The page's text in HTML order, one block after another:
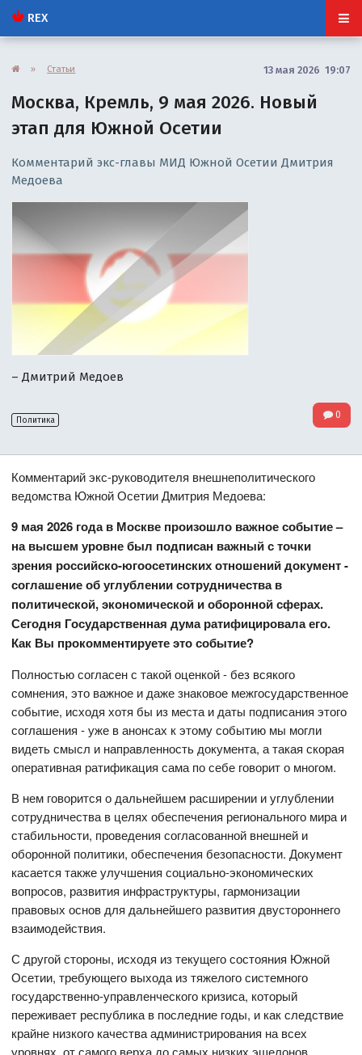
REX
» Статьи 13 мая 2026 19:07
Москва, Кремль, 9 мая 2026. Новый
этап для Южной Осетии
Комментарий экс-главы МИД Южной Осетии Дмитрия
Медоева
– Дмитрий Медоев
Политика 0
Комментарий экс-руководителя внешнеполитического
ведомства Южной Осетии Дмитрия Медоева:
9 мая 2026 года в Москве произошло важное событие –
на высшем уровне был подписан важный с точки
зрения российско-югоосетинских отношений документ -
соглашение об углублении сотрудничества в
политической, экономической и оборонной сферах.
Сегодня Государственная дума ратифицировала его.
Как Вы прокомментируете это событие?
Полностью согласен с такой оценкой - без всякого
сомнения, это важное и даже знаковое межгосударственное
событие, исходя хотя бы из места и даты подписания этого
соглашения - уже в анонсах к этому событию мы могли
видеть смысл и направленность документа, а такая скорая
оперативная ратификация сама по себе говорит о многом.
В нем говорится о дальнейшем расширении и углублении
сотрудничества в целях обеспечения регионального мира и
стабильности, проведения согласованной внешней и
оборонной политики, обеспечения безопасности. Документ
касается также улучшения социально-экономических
вопросов, развития инфраструктуры, гармонизации
правовых основ для дальнейшего развития двустороннего
взаимодействия.
С другой стороны, исходя из текущего состояния Южной
Осетии, требующего выхода из тяжелого системного
государственно-управленческого кризиса, который
переживает республика в последние годы, и как следствие
крайне низкого качества администрирования на всех
уровнях, от самого верха до самых низких эшелонов